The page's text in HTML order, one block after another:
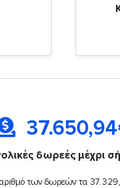
37.650,94
δωρεές μέχρι
των δωρεών τα